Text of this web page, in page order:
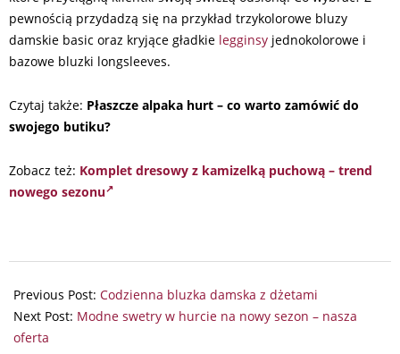
pewnością przydadzą się na przykład trzykolorowe bluzy
damskie basic oraz kryjące gładkie legginsy jednokolorowe i
bazowe bluzki longsleeves.
Czytaj także: Płaszcze alpaka hurt – co warto zamówić do
swojego butiku?
Zobacz też: Komplet dresowy z kamizelką puchową – trend
nowego sezonu
11-
19
Previous Post: Codzienna bluzka damska z dżetami
Next Post: Modne swetry w hurcie na nowy sezon – nasza
oferta